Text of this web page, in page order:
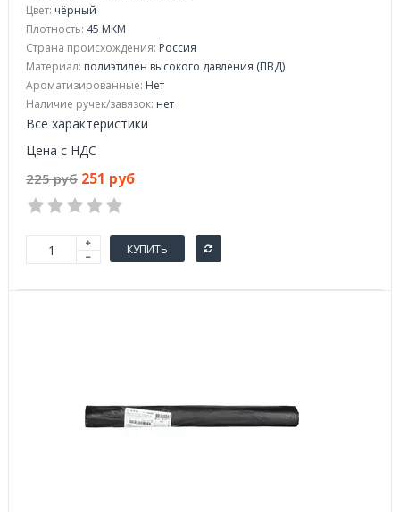
Цвет: чёрный
Плотность: 45 МКМ
Страна происхождения: Россия
Материал: полиэтилен высокого давления (ПВД)
Ароматизированные: Нет
Наличие ручек/завязок: нет
Все характеристики
Цена с НДС
225 руб 251 руб
КУПИТЬ